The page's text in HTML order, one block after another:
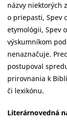
názvy niektorých
o priepasti, Spev
etymológii, Spev
výskumníkom
nenaznačuje.
postupoval
prirovnania k
či lexikónu.
Literárnovedná